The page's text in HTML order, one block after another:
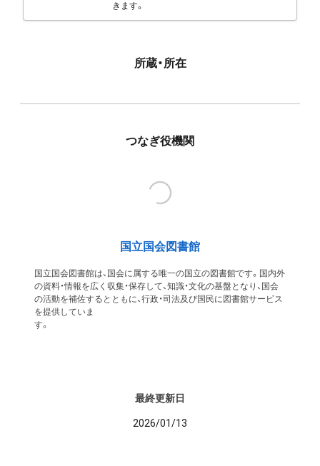
きます。
所蔵・所在
つなぎ役機関
国立国会図書館
国立国会図書館は、国会に属する唯一の国立の図書館です。国内外
の資料・情報を広く収集・保存して、知識・文化の基盤となり、国会
の活動を補佐するとともに、行政・司法及び国民に図書館サービス
を提供していま
す
最終更新日
2026/01/13